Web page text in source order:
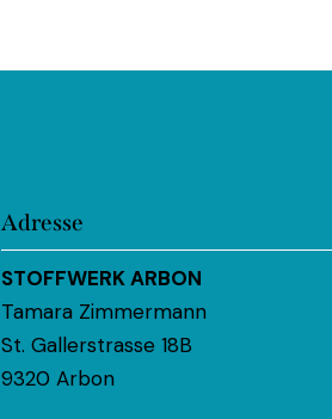
Adresse
STOFFWERK ARBON
Tamara Zimmermann
St. Gallerstrasse 18B
9320 Arbon